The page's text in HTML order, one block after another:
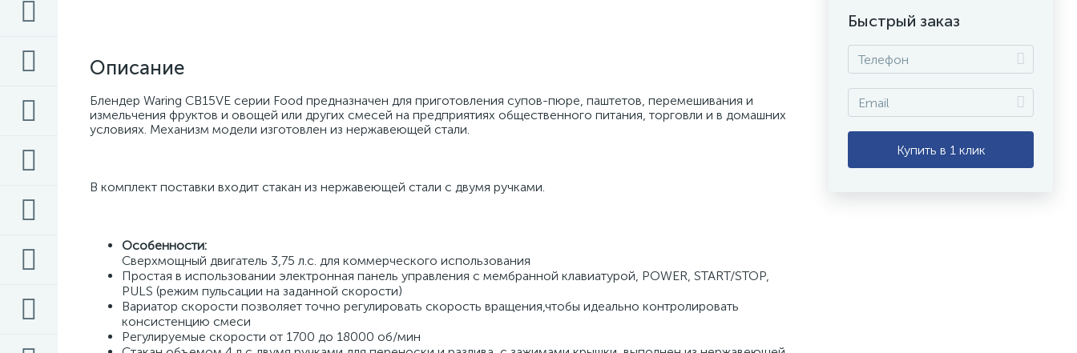
Описание
Блендер Waring CB15VE серии Food предназначен для приготовления супов-пюре, паштетов, перемешивания и
измельчения фруктов и овощей или других смесей на предприятиях общественного питания, торговли и в домашних
условиях. Механизм модели изготовлен из нержавеющей стали.
В комплект поставки входит стакан из нержавеющей стали с двумя ручками.
Особенности:
Сверхмощный двигатель 3,75 л.с. для коммерческого использования
Простая в использовании электронная панель управления с мембранной клавиатурой, POWER, START/STOP,
PULS (режим пульсации на заданной скорости)
Вариатор скорости позволяет точно регулировать скорость вращения,чтобы идеально контролировать
консистенцию смеси
Регулируемые скорости от 1700 до 18000 об/мин
Быстрый заказ
Купить в 1 клик